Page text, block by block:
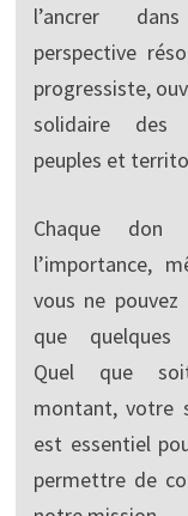
l’ancrer
perspective
progressiste,
solidaire des
peuples et
Chaque
l’importance,
vous ne pouvez
que quelques
Quel que
montant, votre
est essentiel
permettre de